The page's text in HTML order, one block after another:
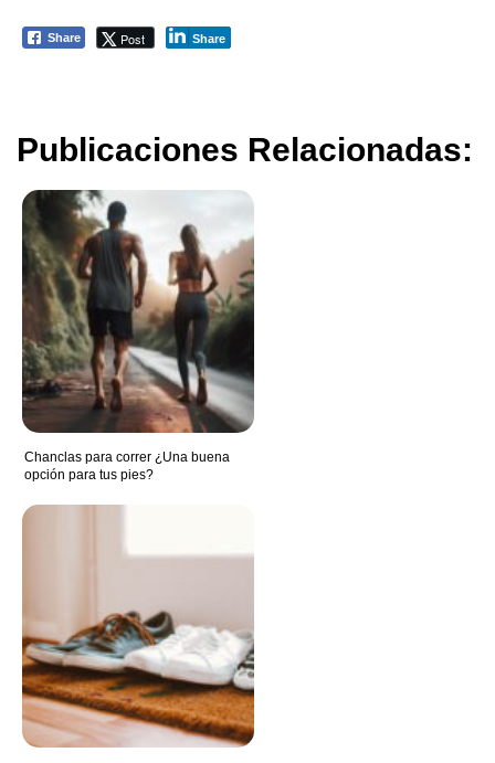
Share Post Share
Publicaciones Relacionadas:
Chanclas para correr ¿Una buena
opción para tus pies?